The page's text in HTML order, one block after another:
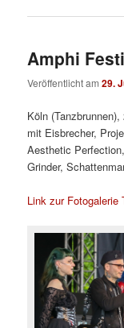
Amphi
Veröffentlicht am29.
Köln
mit Eisbrecher,
Aesthetic
Grinder,
Link zur Fotogalerie